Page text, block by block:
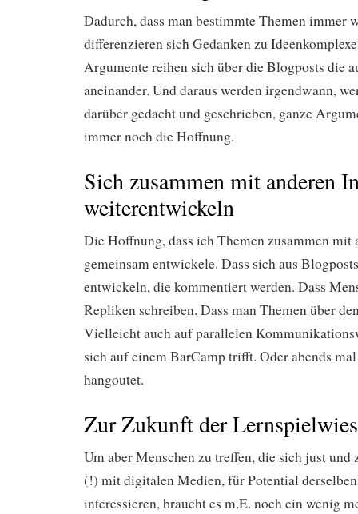
Dadurch, dass man bestimmte Themen immer
differenzieren sich Gedanken zu
Argumente reihen sich über die Blogposts die
aneinander. Und daraus werden irgendwann,
darüber gedacht und geschrieben, ganze
immer noch die Hoffnung.
Sich zusammen mit anderen
weiterentwickeln
Die Hoffnung, dass ich Themen zusammen mit
gemeinsam entwickele. Dass sich aus
entwickeln, die kommentiert werden. Dass
Repliken schreiben. Dass man Themen über
Vielleicht auch auf parallelen
sich auf einem BarCamp trifft. Oder abends
hangoutet.
Zur Zukunft der
Um aber Menschen zu treffen, die sich just
(!) mit digitalen Medien, für Potential
interessieren, braucht es m.E. noch ein wenig